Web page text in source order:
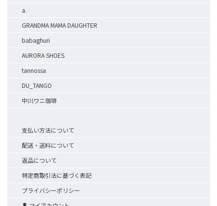
a.
GRANDMA MAMA DAUGHTER
babaghuri
AURORA SHOES
tannossa
DU_TANGO
中川ワニ珈琲
支払い方法について
配送・送料について
返品について
特定商取引法に基づく表記
プライバシーポリシー